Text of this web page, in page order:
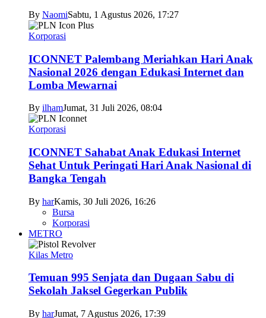
By NaomiSabtu, 1 Agustus 2026, 17:27
Korporasi
ICONNET Palembang Meriahkan Hari Anak
Nasional 2026 dengan Edukasi Internet dan
Lomba Mewarnai
By ilhamJumat, 31 Juli 2026, 08:04
Korporasi
ICONNET Sahabat Anak Edukasi Internet
Sehat Untuk Peringati Hari Anak Nasional di
Bangka Tengah
By harKamis, 30 Juli 2026, 16:26
Bursa
Korporasi
METRO
Kilas Metro
Temuan 995 Senjata dan Dugaan Sabu di
Sekolah Jaksel Gegerkan Publik
By harJumat, 7 Agustus 2026, 17:39